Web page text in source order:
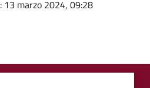
: 13 marzo 2024, 09:28